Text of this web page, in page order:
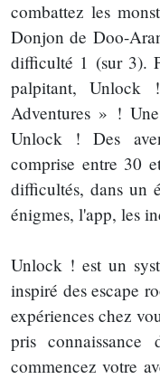
combattez les
Donjon de Doo-
difficulté 1 (sur 3).
palpitant, Unlock
Adventures » !
Unlock ! Des
comprise entre 30
difficultés, dans un
énigmes, l'app, les
Unlock ! est un
inspiré des escape
expériences chez
pris
commencez votre